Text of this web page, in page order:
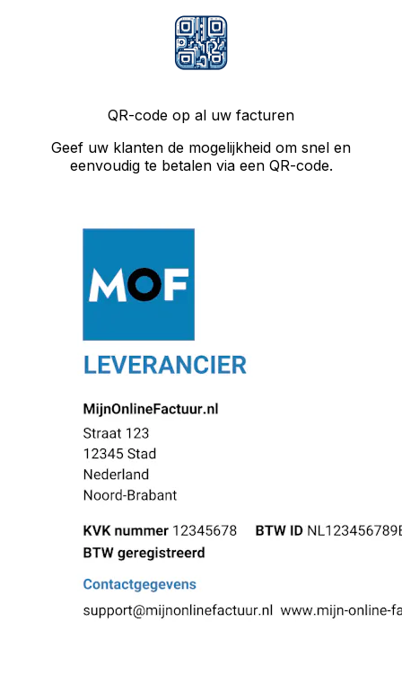
QR-code op al uw facturen
Geef uw klanten de mogelijkheid om snel en
eenvoudig te betalen via een QR-code.